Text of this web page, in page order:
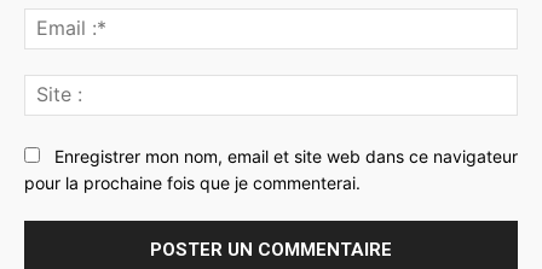
:*
:
Enregistrer mon nom, email et site web dans ce navigateur
pour la prochaine fois que je commenterai.